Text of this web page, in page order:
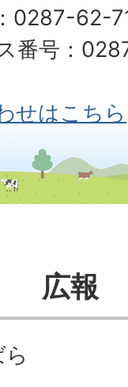
0287-62-
番号：
せはこちら
広報